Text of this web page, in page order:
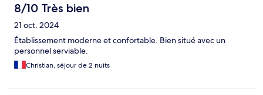
8/10 Très bien
21 oct. 2024
Établissement moderne et confortable. Bien situé avec un
personnel serviable.
Christian, séjour de 2 nuits